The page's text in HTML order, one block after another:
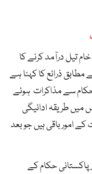
تیل درآمد کرنے کا
ذرائع کا کہنا ہے
سے مذاکرات ہوئے
طریقہ ادائیگی
امور باقی ہیں جو بعد
پاکستانی حکام کے